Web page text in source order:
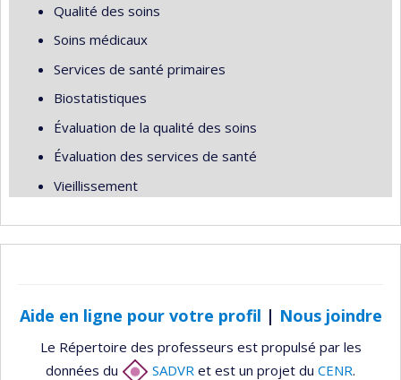
Qualité des soins
Soins médicaux
Services de santé primaires
Biostatistiques
Évaluation de la qualité des soins
Évaluation des services de santé
Vieillissement
Aide en ligne pour votre profil | Nous joindre
Le Répertoire des professeurs est propulsé par les
données du
SADVR et est un projet du CENR.